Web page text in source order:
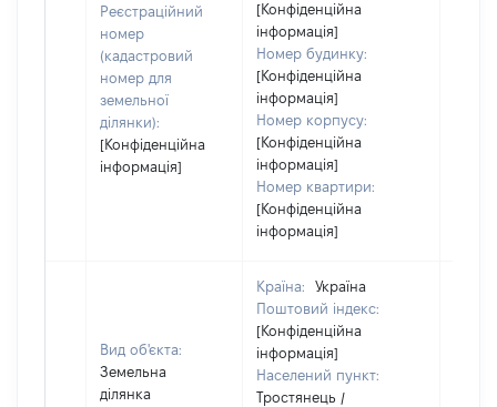
Реєстраційний
номер
(кадастровий
номер для
земельної
ділянки):
[Конфіденційна
інформація]
[Конфіденційна
інформація]
Номер будинку:
[Конфіденційна
інформація]
Номер корпусу:
[Конфіденційна
інформація]
Номер квартири:
[Конфіденційна
інформація]
Вид об'єкта:
Земельна
ділянка
Країна:
Україна
Поштовий індекс:
[Конфіденційна
інформація]
Населений пункт:
Тростянець /